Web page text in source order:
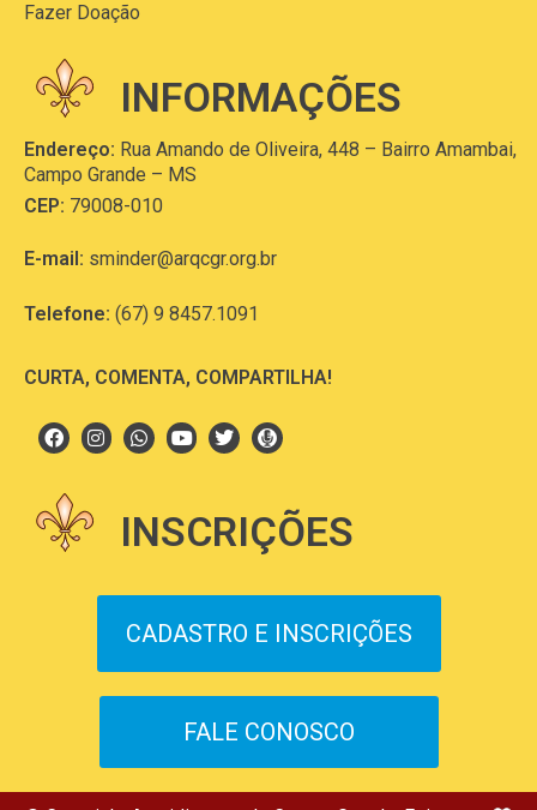
Fazer Doação
INFORMAÇÕES
Endereço: Rua Amando de Oliveira, 448 – Bairro Amambai,
Campo Grande – MS
CEP: 79008-010
E-mail: sminder@arqcgr.org.br
Telefone: (67) 9 8457.1091
CURTA, COMENTA, COMPARTILHA!
INSCRIÇÕES
CADASTRO E INSCRIÇÕES
FALE CONOSCO